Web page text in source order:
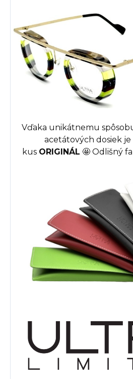
Vďaka unikátnemu
acetátových dosiek
kus ORIGINÁL 🤩 Odlišný